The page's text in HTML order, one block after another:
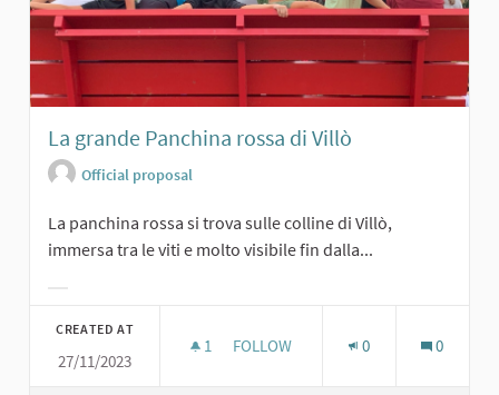
La grande Panchina rossa di Villò
Official proposal
La panchina rossa si trova sulle colline di Villò,
immersa tra le viti e molto visibile fin dalla...
CREATED AT
27/11/2023
1 1 FOLLOWER
FOLLOW 0 0